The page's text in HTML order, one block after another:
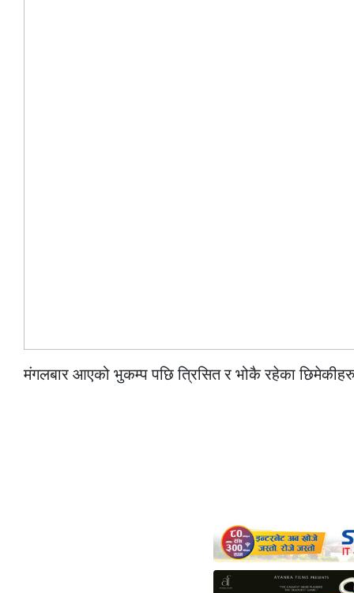
मंगलबार आएको भुकम्प पछि त्रिसित र भोकै रहेका